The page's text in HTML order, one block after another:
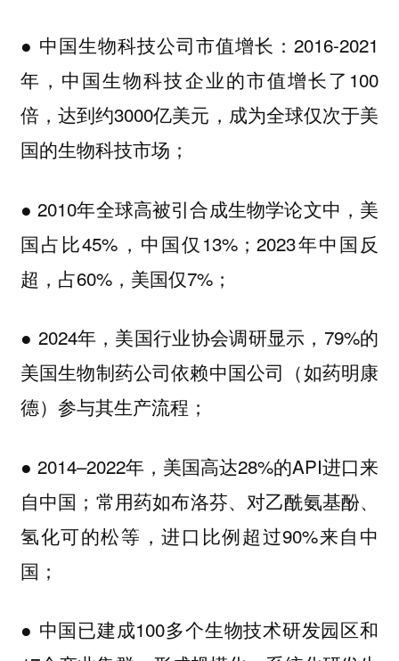
● 中国生物科技公司市值增长：2016-2021
年，中国生物科技企业的市值增长了100
倍，达到约3000亿美元，成为全球仅次于美
国的生物科技市场；
● 2010年全球高被引合成生物学论文中，美
国占比45%，中国仅13%；2023年中国反
超，占60%，美国仅7%；
● 2024年，美国行业协会调研显示，79%的
美国生物制药公司依赖中国公司（如药明康
德）参与其生产流程；
● 2014–2022年，美国高达28%的API进口来
自中国；常用药如布洛芬、对乙酰氨基酚、
氢化可的松等，进口比例超过90%来自中
国；
● 中国已建成100多个生物技术研发园区和